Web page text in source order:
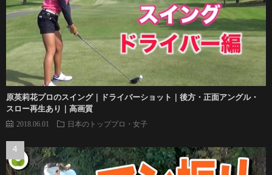
原英莉花プロのスイング｜ドライバーショット｜後方・正面アングル・
スロー再生あり｜高画質
2018.06.01 日本のトッププロ・女子